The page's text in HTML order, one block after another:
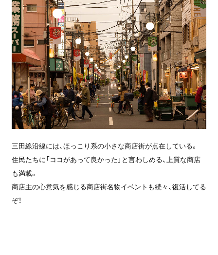
三田線沿線には、ほっこり系の小さな商店街が点在している。
住民たちに「ココがあって良かった」と言わしめる、上質な商店
も満載。
商店主の心意気を感じる商店街名物イベントも続々、復活してる
ぞ！